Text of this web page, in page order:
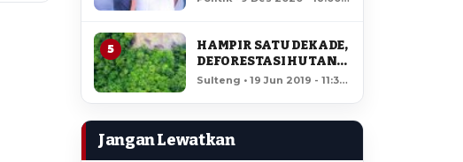
5
HAMPIR SATU DEKADE,
DEFORESTASI HUTAN
LORE LINDU MENCAPAI
Sulteng • 19 Jun 2019 - 11:34
Jangan Lewatkan